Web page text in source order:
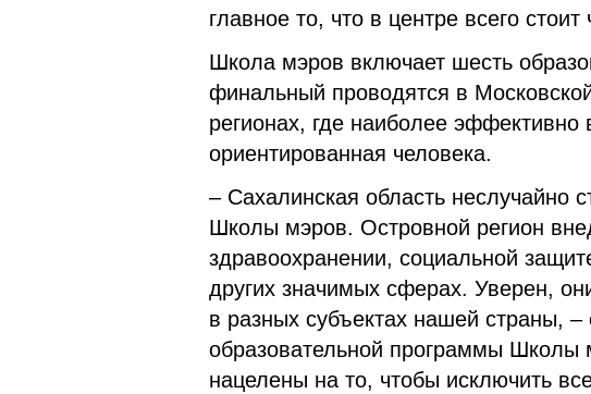
главное то, что в центре всего стоит
Школа мэров включает шесть
финальный проводятся в
регионах, где наиболее
ориентированная человека.
– Сахалинская область неслучайно
Школы мэров. Островной регион
здравоохранении, социальной
других значимых сферах. Уверен,
в разных субъектах нашей страны, –
образовательной программы
нацелены на то, чтобы исключить